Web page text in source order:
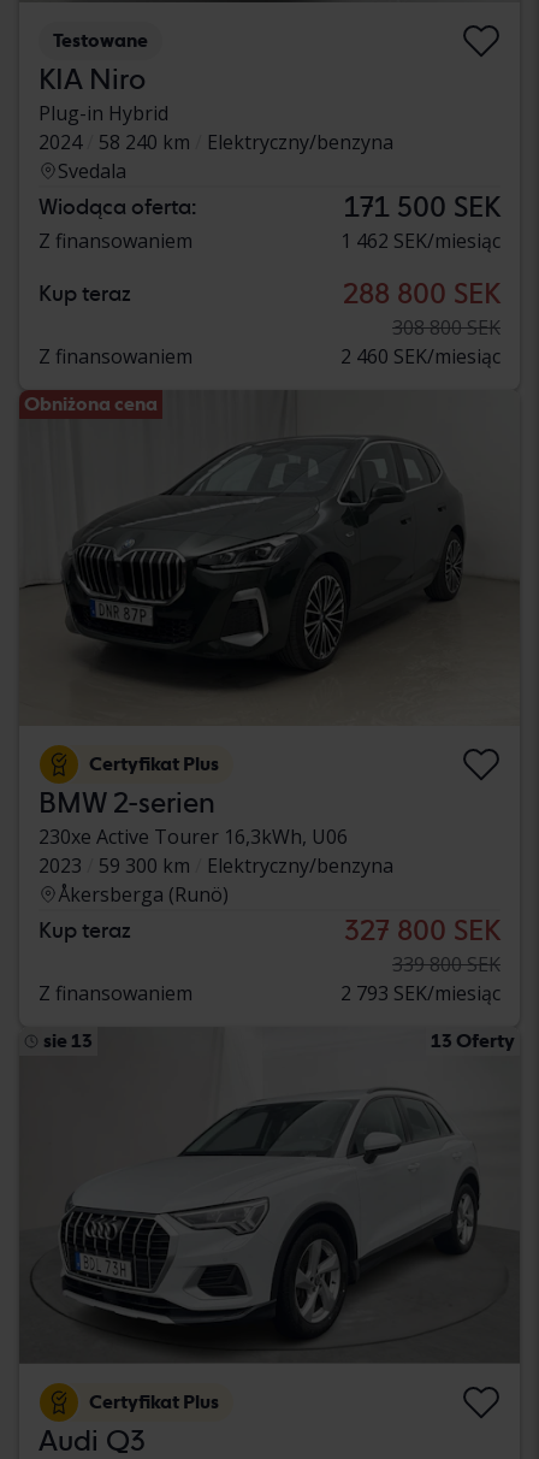
Testowane
KIA Niro
Plug-in Hybrid
2024
58 240 km
Elektryczny/benzyna
Svedala
Wiodąca oferta: 171 500 SEK
Z finansowaniem 1 462 SEK/miesiąc
Kup teraz 288 800 SEK
308 800 SEK
Z finansowaniem
2 460 SEK/miesiąc
Obniżona cena
Certyfikat Plus
BMW 2-serien
230xe Active Tourer 16,3kWh, U06
2023
59 300 km
Elektryczny/benzyna
Åkersberga (Runö)
Kup teraz 327 800 SEK
339 800 SEK
Z finansowaniem
2 793 SEK/miesiąc
sie 13 13 Oferty
Certyfikat Plus
Audi Q3